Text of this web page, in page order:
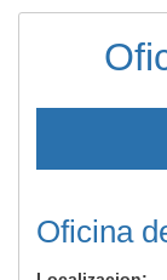
Oficina